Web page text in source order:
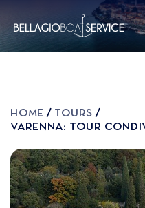
Home
Tours
Varenna: Tour